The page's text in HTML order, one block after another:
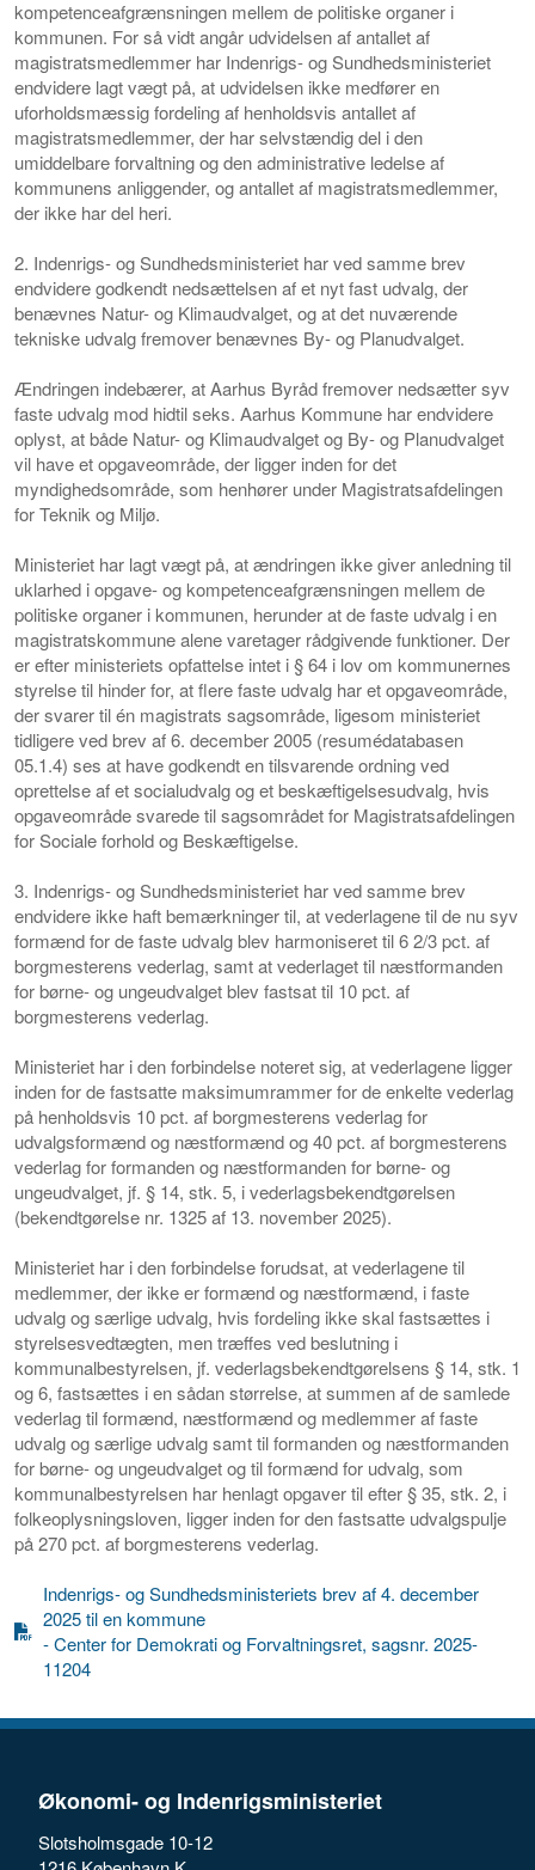
kompetenceafgrænsningen mellem de politiske organer i
kommunen. For så vidt angår udvidelsen af antallet af
magistratsmedlemmer har Indenrigs- og Sundhedsministeriet
endvidere lagt vægt på, at udvidelsen ikke medfører en
uforholdsmæssig fordeling af henholdsvis antallet af
magistratsmedlemmer, der har selvstændig del i den
umiddelbare forvaltning og den administrative ledelse af
kommunens anliggender, og antallet af magistratsmedlemmer,
der ikke har del heri.
2. Indenrigs- og Sundhedsministeriet har ved samme brev
endvidere godkendt nedsættelsen af et nyt fast udvalg, der
benævnes Natur- og Klimaudvalget, og at det nuværende
tekniske udvalg fremover benævnes By- og Planudvalget.
Ændringen indebærer, at Aarhus Byråd fremover nedsætter syv
faste udvalg mod hidtil seks. Aarhus Kommune har endvidere
oplyst, at både Natur- og Klimaudvalget og By- og Planudvalget
vil have et opgaveområde, der ligger inden for det
myndighedsområde, som henhører under Magistratsafdelingen
for Teknik og Miljø.
Ministeriet har lagt vægt på, at ændringen ikke giver anledning til
uklarhed i opgave- og kompetenceafgrænsningen mellem de
politiske organer i kommunen, herunder at de faste udvalg i en
magistratskommune alene varetager rådgivende funktioner. Der
er efter ministeriets opfattelse intet i § 64 i lov om kommunernes
styrelse til hinder for, at flere faste udvalg har et opgaveområde,
der svarer til én magistrats sagsområde, ligesom ministeriet
tidligere ved brev af 6. december 2005 (resumédatabasen
05.1.4) ses at have godkendt en tilsvarende ordning ved
oprettelse af et socialudvalg og et beskæftigelsesudvalg, hvis
opgaveområde svarede til sagsområdet for Magistratsafdelingen
for Sociale forhold og Beskæftigelse.
3. Indenrigs- og Sundhedsministeriet har ved samme brev
endvidere ikke haft bemærkninger til, at vederlagene til de nu syv
formænd for de faste udvalg blev harmoniseret til 6 2/3 pct. af
borgmesterens vederlag, samt at vederlaget til næstformanden
for børne- og ungeudvalget blev fastsat til 10 pct. af
borgmesterens vederlag.
Ministeriet har i den forbindelse noteret sig, at vederlagene ligger
inden for de fastsatte maksimumrammer for de enkelte vederlag
på henholdsvis 10 pct. af borgmesterens vederlag for
udvalgsformænd og næstformænd og 40 pct. af borgmesterens
vederlag for formanden og næstformanden for børne- og
ungeudvalget, jf. § 14, stk. 5, i vederlagsbekendtgørelsen
(bekendtgørelse nr. 1325 af 13. november 2025).
Ministeriet har i den forbindelse forudsat, at vederlagene til
medlemmer, der ikke er formænd og næstformænd, i faste
udvalg og særlige udvalg, hvis fordeling ikke skal fastsættes i
styrelsesvedtægten, men træffes ved beslutning i
kommunalbestyrelsen, jf. vederlagsbekendtgørelsens § 14, stk. 1
og 6, fastsættes i en sådan størrelse, at summen af de samlede
vederlag til formænd, næstformænd og medlemmer af faste
udvalg og særlige udvalg samt til formanden og næstformanden
for børne- og ungeudvalget og til formænd for udvalg, som
kommunalbestyrelsen har henlagt opgaver til efter § 35, stk. 2, i
folkeoplysningsloven, ligger inden for den fastsatte udvalgspulje
på 270 pct. af borgmesterens vederlag.
Indenrigs- og Sundhedsministeriets brev af 4. december
2025 til en kommune
- Center for Demokrati og Forvaltningsret, sagsnr. 2025-
11204
Økonomi- og Indenrigsministeriet
Slotsholmsgade 10-12